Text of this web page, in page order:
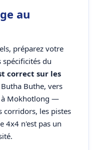
au
préparez votre
du
correct sur les
Buthe, vers
à Mokhotlong —
corridors, les pistes
4x4 n'est pas un